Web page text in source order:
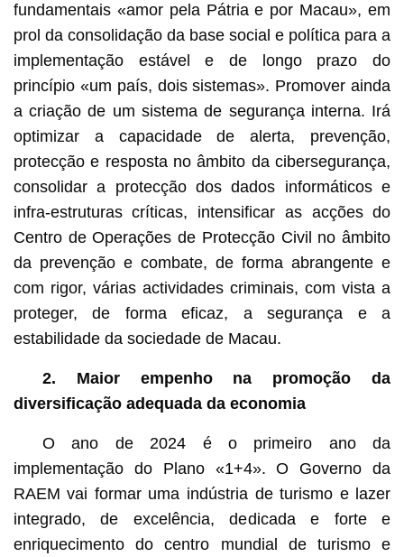
fundamentais «amor pela Pátria e por Macau», em
prol da consolidação da base social e política para a
implementação estável e de longo prazo do
princípio «um país, dois sistemas». Promover ainda
a criação de um sistema de segurança interna. Irá
optimizar a capacidade de alerta, prevenção,
protecção e resposta no âmbito da cibersegurança,
consolidar a protecção dos dados informáticos e
infra-estruturas críticas, intensificar as acções do
Centro de Operações de Protecção Civil no âmbito
da prevenção e combate, de forma abrangente e
com rigor, várias actividades criminais, com vista a
proteger, de forma eficaz, a segurança e a
estabilidade da sociedade de Macau.
2. Maior empenho na promoção da
diversificação adequada da economia
O ano de 2024 é o primeiro ano da
implementação do Plano «1+4». O Governo da
RAEM vai formar uma indústria de turismo e lazer
integrado, de excelência, dedicada e forte e
enriquecimento do centro mundial de turismo e